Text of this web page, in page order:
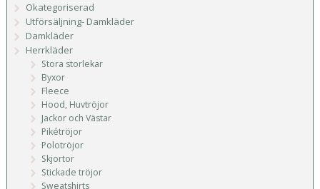
Okategoriserad
Utförsäljning- Damkläder
Damkläder
Herrkläder
Stora storlekar
Byxor
Fleece
Hood, Huvtröjor
Jackor och Västar
Pikétröjor
Polotröjor
Skjortor
Stickade tröjor
Sweatshirts